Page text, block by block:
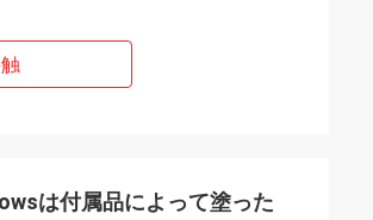
は付属品によって塗った